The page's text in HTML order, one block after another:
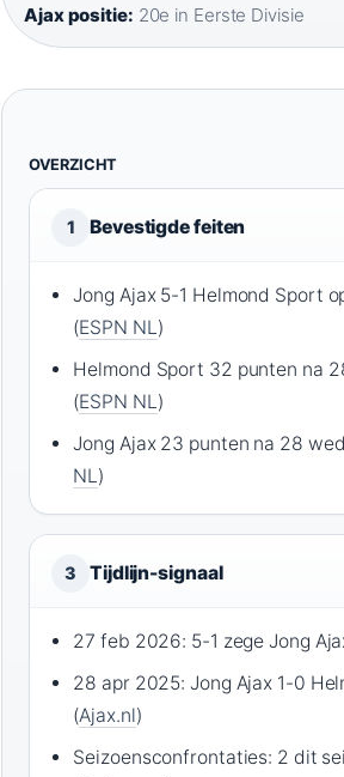
Ajax positie: 20e in Eerste Divisie
OVERZICHT
1 Bevestigde feiten
Jong Ajax 5-1 Helmond Sport
(ESPN NL)
Helmond Sport 32 punten na
(ESPN NL)
Jong Ajax 23 punten na 28
NL)
3 Tijdlijn-signaal
27 feb 2026: 5-1 zege Jong
28 apr 2025: Jong Ajax 1-0
(Ajax.nl)
Seizoensconfrontaties: 2 dit